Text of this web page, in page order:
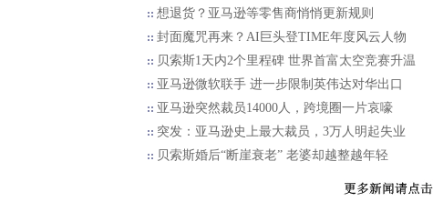
想退货？亚马逊等零售商悄悄更新规则
封面魔咒再来？AI巨头登TIME年度风云人物
贝索斯1天内2个里程碑 世界首富太空竞赛升温
亚马逊微软联手 进一步限制英伟达对华出口
亚马逊突然裁员14000人，跨境圈一片哀嚎
突发：亚马逊史上最大裁员，3万人明起失业
贝索斯婚后“断崖衰老” 老婆却越整越年轻